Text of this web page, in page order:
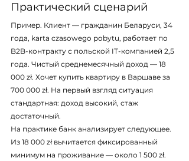
Практический сценарий
Пример. Клиент — гражданин Беларуси, 34
года, karta czasowego pobytu, работает по
B2B-контракту с польской IT-компанией 2,5
года. Чистый среднемесячный доход — 18
000 zł. Хочет купить квартиру в Варшаве за
700 000 zł. На первый взгляд ситуация
стандартная: доход высокий, стаж
достаточный.
На практике банк анализирует следующее.
Из 18 000 zł вычитается фиксированный
минимум на проживание — около 1 500 zł.